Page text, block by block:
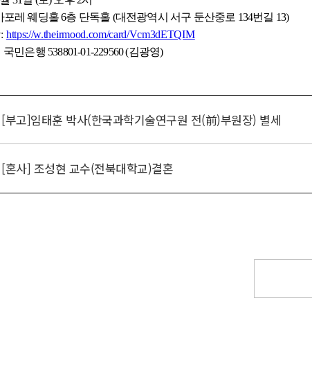
[부고]임태훈 박사(한국과학기술연구원 전(前)부원장) 별세
[혼사] 조성현 교수(전북대학교)결혼